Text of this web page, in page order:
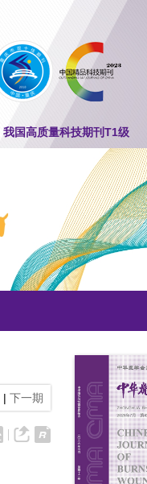
我国高质量科技期刊T1级
| 下一期